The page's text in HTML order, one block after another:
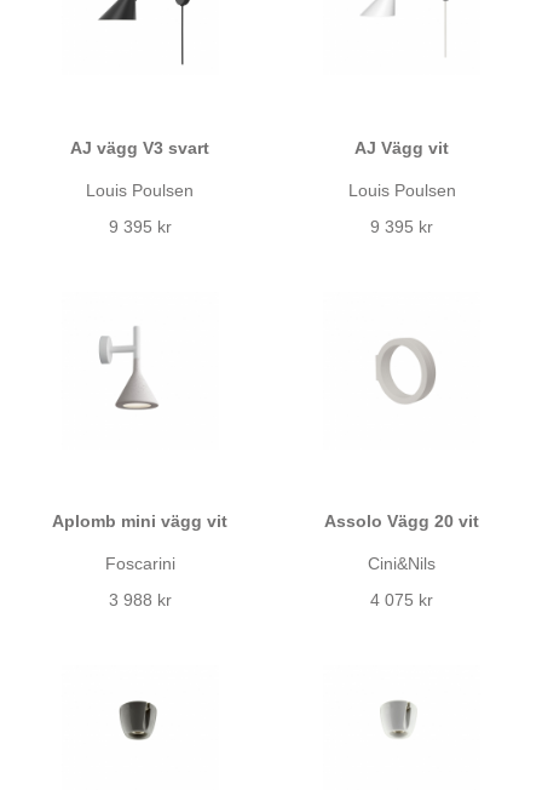
AJ vägg V3 svart
Louis Poulsen
9 395 kr
AJ Vägg vit
Louis Poulsen
9 395 kr
Aplomb mini vägg vit
Foscarini
3 988 kr
Assolo Vägg 20 vit
Cini&Nils
4 075 kr